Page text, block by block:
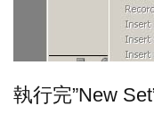
執行完”New